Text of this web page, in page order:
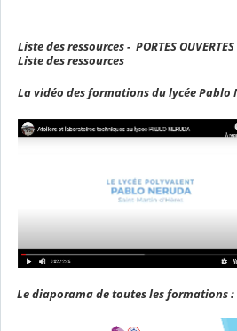
Liste des ressources - PORTES OUVERTES
Liste des ressources
La vidéo des formations du lycée Pablo
Le diaporama de toutes les formations :